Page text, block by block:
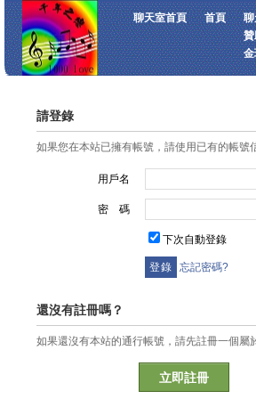
聊天室首頁 首頁
聊
請登錄
如果您在本站已擁有帳號，請使用已有的帳
用戶名
密 碼
下次自動登錄
忘記密碼?
還沒有註冊嗎？
如果還沒有本站的通行帳號，請先註冊一個屬
立即註冊